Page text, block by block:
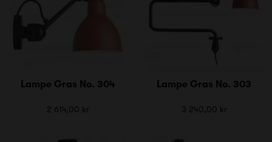
Lampe Gras No. 304
2 614,00 kr
Lampe Gras No. 303
3 240,00 kr